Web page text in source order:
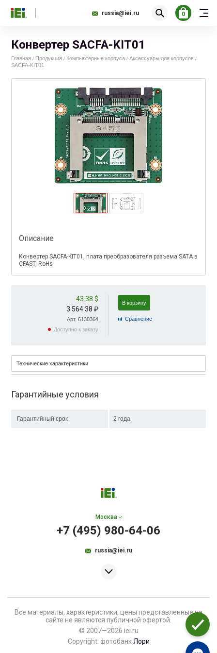
russia@iei.ru 0
Конвертер SACFA-KIT01
Главная / Продукция / Компьютерные корпуса / Аксессуары для корпусов /
SACFA-KIT01
Описание
Конвертер SACFA-KIT01, плата преобразователя разъема SATA в
CFAST, RoHs
43.38 $
3 564.38 ₽
Арт. 6130364
Доступно к заказу
В корзину
Cравнение
Технические характеристики
Гарантийные условия
Гарантийный срок 2 года
Москва
+7 (495) 980-64-06
russia@iei.ru
Все материалы, характеристики, цены представленные на
сайте не являются публичной офертой.
© 2007—2026 iei.ru
Copyright: фотобанк Лори